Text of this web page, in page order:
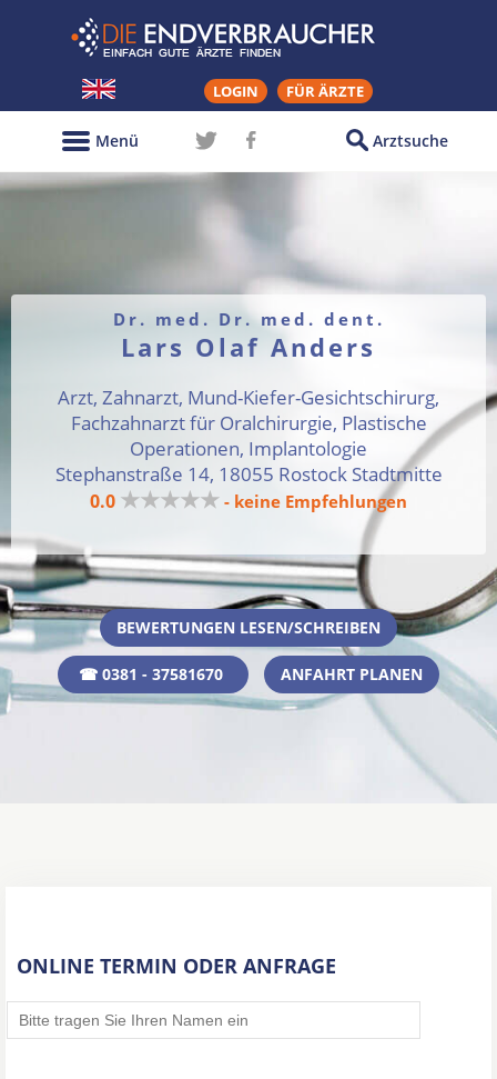
LOGIN FÜR ÄRZTE
Arztsuche
Menü
Dr. med. Dr. med. dent.
Lars Olaf Anders
Arzt, Zahnarzt, Mund-Kiefer-Gesichtschirurg,
Fachzahnarzt für Oralchirurgie, Plastische
Operationen, Implantologie
Stephanstraße 14, 18055 Rostock Stadtmitte
0.0 ★★★★★ - keine Empfehlungen
BEWERTUNGEN LESEN/SCHREIBEN
☎ 0381 - 37581670 ANFAHRT PLANEN
ONLINE TERMIN ODER ANFRAGE